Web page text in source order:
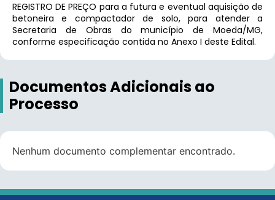
REGISTRO DE PREÇO para a futura e eventual aquisição de
betoneira e compactador de solo, para atender a
Secretaria de Obras do município de Moeda/MG,
conforme especificação contida no Anexo I deste Edital.
Documentos Adicionais ao
Processo
Nenhum documento complementar encontrado.